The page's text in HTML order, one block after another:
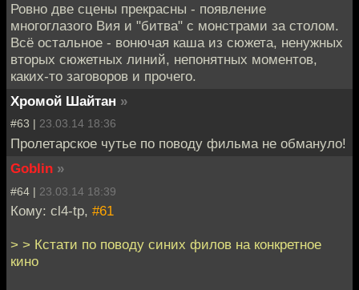
Ровно две сцены прекрасны - появление
многоглазого Вия и "битва" с монстрами за столом.
Всё остальное - вонючая каша из сюжета, ненужных
вторых сюжетных линий, непонятных моментов,
каких-то заговоров и прочего.
Хромой Шайтан »
#63 | 23.03.14 18:36
Пролетарское чутье по поводу фильма не обмануло!
Goblin »
#64 | 23.03.14 18:39
Кому: cl4-tp, #61
> > Кстати по поводу синих филов на конкретное
кино